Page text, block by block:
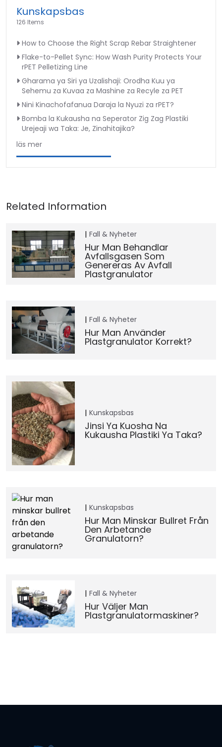
Kunskapsbas
126 Items
How to Choose the Right Scrap Rebar Straightener
Flake-to-Pellet Sync: How Wash Purity Protects Your
rPET Pelletizing Line
Gharama ya Siri ya Uzalishaji: Orodha Kuu ya
Sehemu za Kuvaa za Mashine za Recyle za PET
Nini Kinachofafanua Daraja la Nyuzi za rPET?
Bomba la Kukausha na Seperator Zig Zag Plastiki
Urejeaji wa Taka: Je, Zinahitajika?
läs mer
Fall & Nyheter
Hur Man Behandlar
Avfallsgasen Som
Genereras Av Avfall
Plastgranulator
Fall & Nyheter
Hur Man Använder
Plastgranulator Korrekt?
Kunskapsbas
Jinsi Ya Kuosha Na
Kukausha Plastiki Ya Taka?
Kunskapsbas
Hur Man Minskar Bullret Från
Den Arbetande
Granulatorn?
Fall & Nyheter
Hur Väljer Man
Plastgranulatormaskiner?